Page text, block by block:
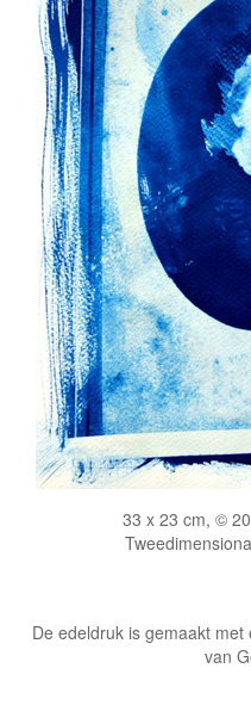
33 x 23 cm, ©
De edeldruk is gemaakt
van